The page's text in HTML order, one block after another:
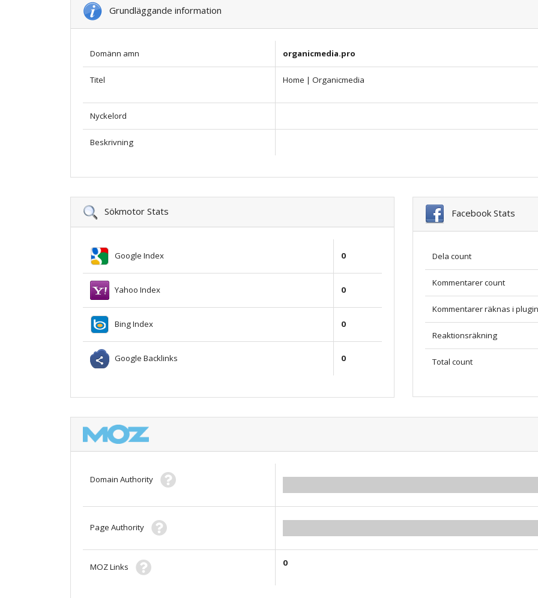
Grundläggande information
Domänn amn organicmedia.pro
Titel Home | Organicmedia
Nyckelord
Beskrivning
Sökmotor Stats
Google Index 0
Yahoo Index 0
Bing Index 0
Google Backlinks 0
Facebook Stats
Dela count
Kommentarer count
Kommentarer räknas i plugin
Reaktionsräkning
Total count
Domain Authority
Page Authority
MOZ Links 0